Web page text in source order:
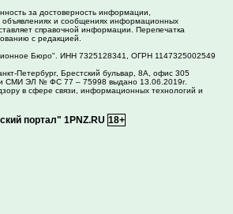
за достоверность информации,
объявлениях и сообщениях информационных
справочной информации. Перепечатка
с редакцией.
Бюро". ИНН 7325128341, ОГРН 1147325002549
Петербург, Брестский бульвар, 8А, офис 305
СМИ ЭЛ № ФС 77 – 75998 выдано 13.06.2019г.
в сфере связи, информационных технологий и
портал" 1PNZ.RU 18+